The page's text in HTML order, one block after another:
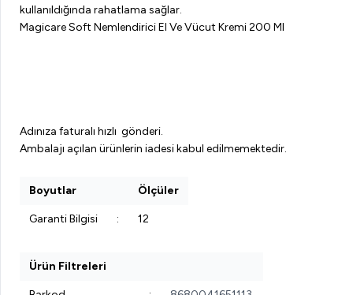
kullanıldığında rahatlama sağlar.
Magicare Soft Nemlendirici El Ve Vücut Kremi 200 Ml
Adınıza faturalı hızlı gönderi.
Ambalajı açılan ürünlerin iadesi kabul edilmemektedir.
Boyutlar Ölçüler
Garanti Bilgisi : 12
Ürün Filtreleri